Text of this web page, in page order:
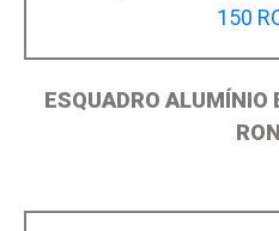
ESQUADRO